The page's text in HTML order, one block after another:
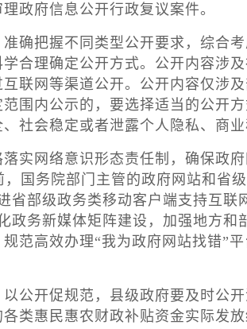
政府信息公开行政复议案件。
把握不同类型公开要求，综合考
合理确定公开方式。公开内容涉
联网等渠道公开。公开内容仅涉
围内公示的，要选择适当的公开
社会稳定或者泄露个人隐私、商业
网络意识形态责任制，确保政府
，国务院部门主管的政府网站和省
省部级政务类移动客户端支持互联
政务新媒体矩阵建设，加强地方和
范高效办理“我为政府网站找错”
开促规范，县级政府要及时公开
类惠民惠农财政补贴资金实际发放